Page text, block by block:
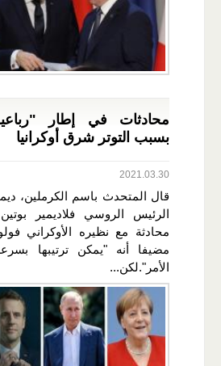
محادثات في إطار
بسبب التوتر شرق أوكرانيا
2021.03.30
قال المتحدث باسم الكرملين،
الرئيس الروسي فلاديمير
محادثة مع نظيره الأوكراني
مضيفا أنه "يمكن ترتيبها
الأمر".لكن...